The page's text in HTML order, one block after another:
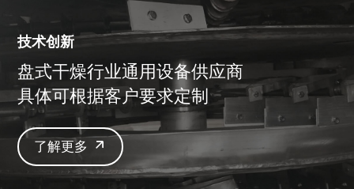
技术创新
盘式干燥行业通用设备供应商
具体可根据客户要求定制
了解更多